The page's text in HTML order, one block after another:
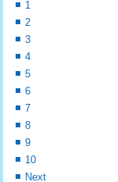
1
2
3
4
5
6
7
8
9
10
Next